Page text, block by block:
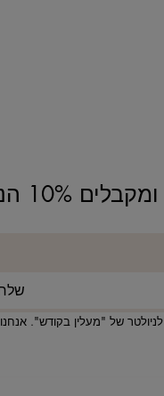
לקנייה הבאה שלכם באתר!
של "מעלין בקודש".